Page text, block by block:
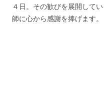
４日。その歓びを展開して
師に心から感謝を捧げます。